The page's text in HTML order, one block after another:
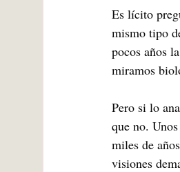
Es lícito
mismo tipo
pocos años
miramos
Pero si lo
que no.
miles de
visiones